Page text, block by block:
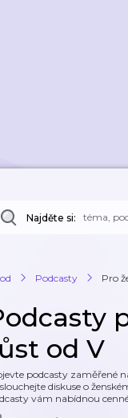
Najděte si:
Podcasty Pro
od V
podcasty zaměřené
diskuse o
vám nabídnou